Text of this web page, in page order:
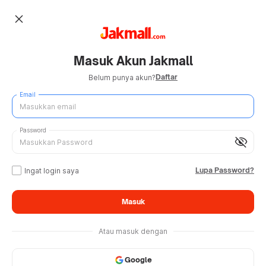
close
Masuk Akun Jakmall
Belum punya akun?Daftar
Email
visibility_off
Password
Ingat login saya Lupa Password?
Masuk
Atau masuk dengan
Google